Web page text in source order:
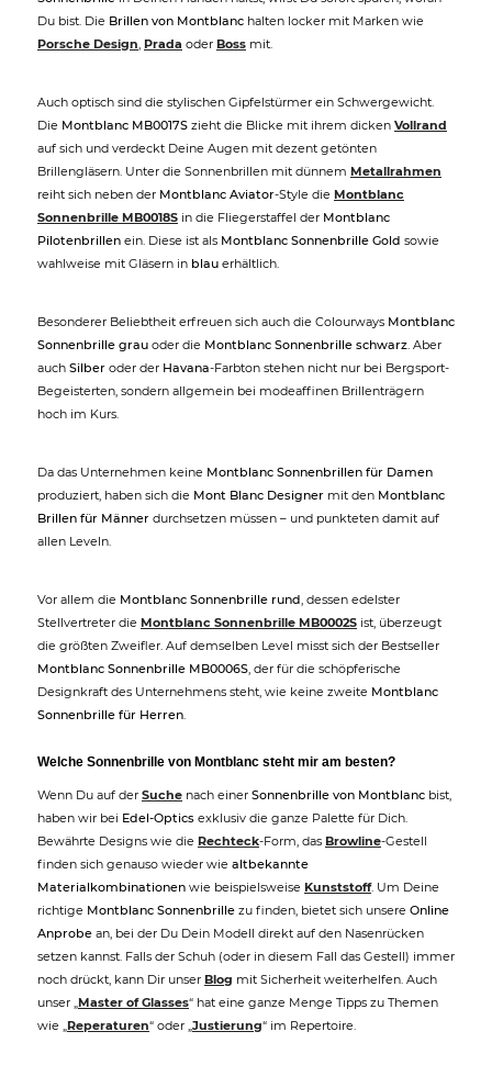
Du bist. Die Brillen von Montblanc halten locker mit Marken wie
Porsche Design, Prada oder Boss mit.
Auch optisch sind die stylischen Gipfelstürmer ein Schwergewicht.
Die Montblanc MB0017S zieht die Blicke mit ihrem dicken Vollrand
auf sich und verdeckt Deine Augen mit dezent getönten
Brillengläsern. Unter die Sonnenbrillen mit dünnem Metallrahmen
reiht sich neben der Montblanc Aviator-Style die Montblanc
Sonnenbrille MB0018S in die Fliegerstaffel der Montblanc
Pilotenbrillen ein. Diese ist als Montblanc Sonnenbrille Gold sowie
wahlweise mit Gläsern in blau erhältlich.
Besonderer Beliebtheit erfreuen sich auch die Colourways Montblanc
Sonnenbrille grau oder die Montblanc Sonnenbrille schwarz. Aber
auch Silber oder der Havana-Farbton stehen nicht nur bei Bergsport-
Begeisterten, sondern allgemein bei modeaffinen Brillenträgern
hoch im Kurs.
Da das Unternehmen keine Montblanc Sonnenbrillen für Damen
produziert, haben sich die Mont Blanc Designer mit den Montblanc
Brillen für Männer durchsetzen müssen – und punkteten damit auf
allen Leveln.
Vor allem die Montblanc Sonnenbrille rund, dessen edelster
Stellvertreter die Montblanc Sonnenbrille MB0002S ist, überzeugt
die größten Zweifler. Auf demselben Level misst sich der Bestseller
Montblanc Sonnenbrille MB0006S, der für die schöpferische
Designkraft des Unternehmens steht, wie keine zweite Montblanc
Sonnenbrille für Herren.
Welche Sonnenbrille von Montblanc steht mir am besten?
Wenn Du auf der Suche nach einer Sonnenbrille von Montblanc bist,
haben wir bei Edel-Optics exklusiv die ganze Palette für Dich.
Bewährte Designs wie die Rechteck-Form, das Browline-Gestell
finden sich genauso wieder wie altbekannte
Materialkombinationen wie beispielsweise Kunststoff. Um Deine
richtige Montblanc Sonnenbrille zu finden, bietet sich unsere Online
Anprobe an, bei der Du Dein Modell direkt auf den Nasenrücken
setzen kannst. Falls der Schuh (oder in diesem Fall das Gestell) immer
noch drückt, kann Dir unser Blog mit Sicherheit weiterhelfen. Auch
unser „Master of Glasses“ hat eine ganze Menge Tipps zu Themen
wie „Reperaturen“ oder „Justierung“ im Repertoire.